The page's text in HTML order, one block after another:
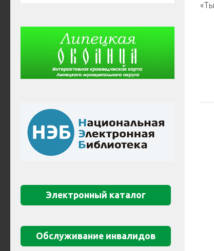
Электронный каталог
Обслуживание инвалидов